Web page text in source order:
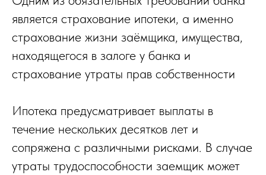
является страхование ипотеки, а именно
страхование жизни заёмщика, имущества,
находящегося в залоге у банка и
страхование утраты прав собственности
Ипотека предусматривает выплаты в
течение нескольких десятков лет и
сопряжена с различными рисками. В случае
утраты трудоспособности заемщик может